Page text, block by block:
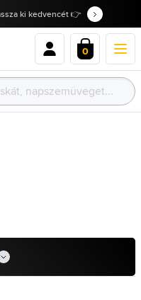
ki kedvencét 👉
0